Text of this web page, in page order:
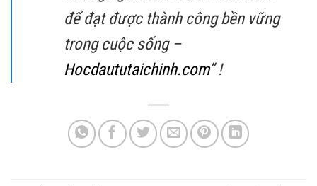
để đạt được thành công bền vững
trong cuộc sống –
Hocdaututaichinh.com” !